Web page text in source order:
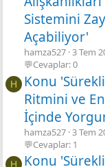
Sistemini
Açabiliyor'
hamza527 3 Tem
💬Cevaplar: 0
H
Konu
Ritmini ve
İçinde
hamza527 3 Tem
💬Cevaplar: 1
H Konu